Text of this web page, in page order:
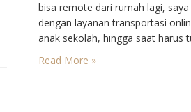
bisa remote dari rumah lagi,
dengan layanan transportasi
anak sekolah, hingga saat harus
termasuk juga kalau mau pergi
atau sekadar ngopi ngopi cantik.
Read More »